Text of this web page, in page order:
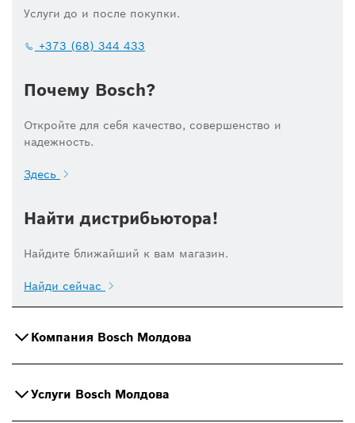
Услуги до и после покупки.
+373 (68) 344 433
Почему Bosch?
Откройте для себя качество, совершенство и
надежность.
Здесь
Найти дистрибьютора!
Найдите ближайший к вам магазин.
Найди сейчас
Компания Bosch Молдова
Услуги Bosch Молдова